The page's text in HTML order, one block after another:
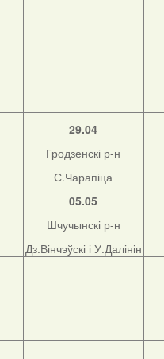
29.04
Гродзенскі р-н
С.Чарапіца
05.05
Шчучынскі р-н
Дз.Вінчэўскі і У.Далінін